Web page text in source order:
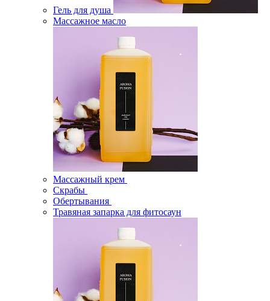
Гель для душа
Массажное масло
Массажный крем
Скрабы
Обертывания
Травяная запарка для фитосаун